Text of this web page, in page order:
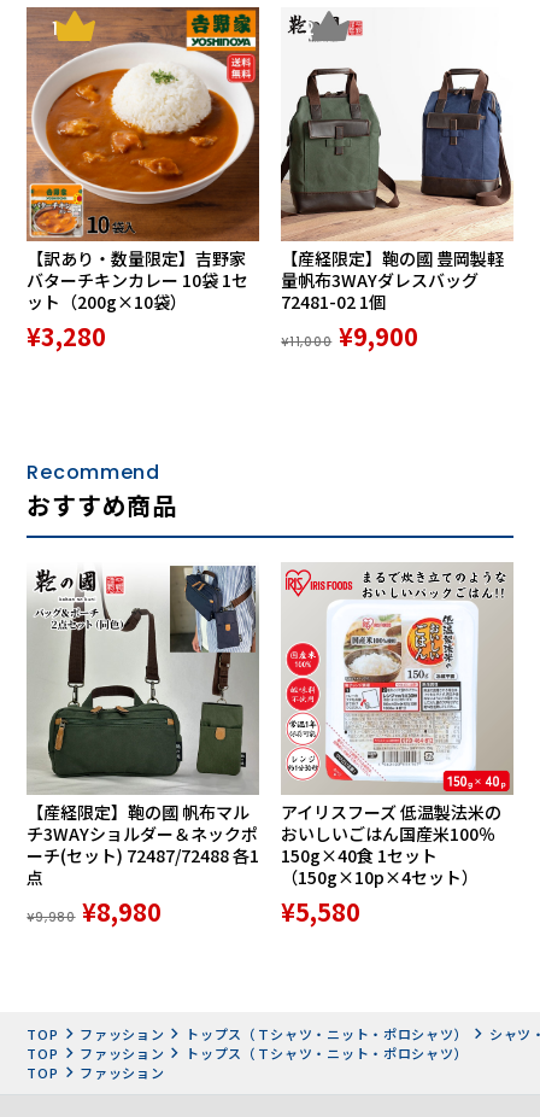
1
【訳あり・数量限定】吉野家
バターチキンカレー 10袋 1セ
ット（200g×10袋）
¥3,280
2
【産経限定】鞄の國 豊岡製軽
量帆布3WAYダレスバッグ
72481-02 1個
¥11,000 ¥9,900
Recommend
おすすめ商品
【産経限定】鞄の國 帆布マル
チ3WAYショルダー＆ネックポ
ーチ(セット) 72487/72488 各1
点
¥9,980 ¥8,980
アイリスフーズ 低温製法米の
おいしいごはん国産米100％
150g×40食 1セット
（150g×10p×4セット）
¥5,580
TOP ファッション トップス（Ｔシャツ・ニット・ポロシャツ）
シャツ
TOP
ファッション
トップス（Ｔシャツ・ニット・ポロシャツ）
TOP
ファッション